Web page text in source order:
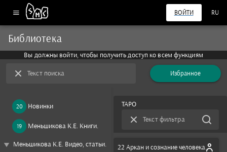
ВОЙТИ RU
Библиотека
Вы должны войти, чтобы получить доступ ко всем функциям
Текст поиска Избранное
20 Новинки
19 Меньшикова К.Е. Книги.
play_arrow Меньшикова К.Е. Видео, статьи.
ТАРО
Текст фильтра
22 Аркан и сознание человека.